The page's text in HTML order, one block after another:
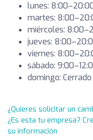
lunes:
martes:
miércoles:
jueves:
viernes:
sábado:
domingo: Cerrado
¿Quieres solicitar un
¿Es esta tu empresa?
su información